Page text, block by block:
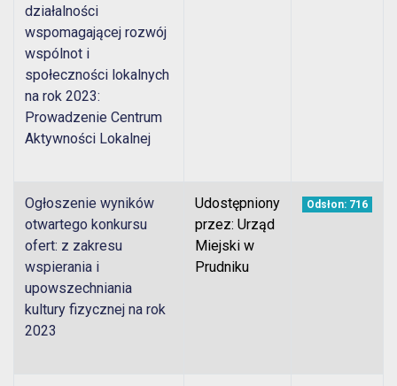
działalności
wspomagającej rozwój
wspólnot i
społeczności lokalnych
na rok 2023:
Prowadzenie Centrum
Aktywności Lokalnej
Ogłoszenie wyników
otwartego konkursu
ofert: z zakresu
wspierania i
upowszechniania
kultury fizycznej na rok
2023
Udostępniony
przez: Urząd
Miejski w
Prudniku
Odsłon: 716